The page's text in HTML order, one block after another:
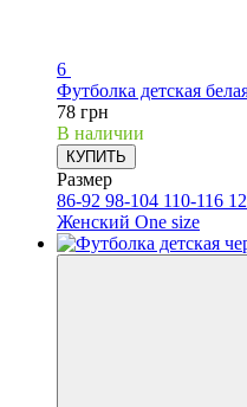
6
Футболка детская
78 грн
В наличии
КУПИТЬ
Размер
86-92 98-104 110-116
Женский One size